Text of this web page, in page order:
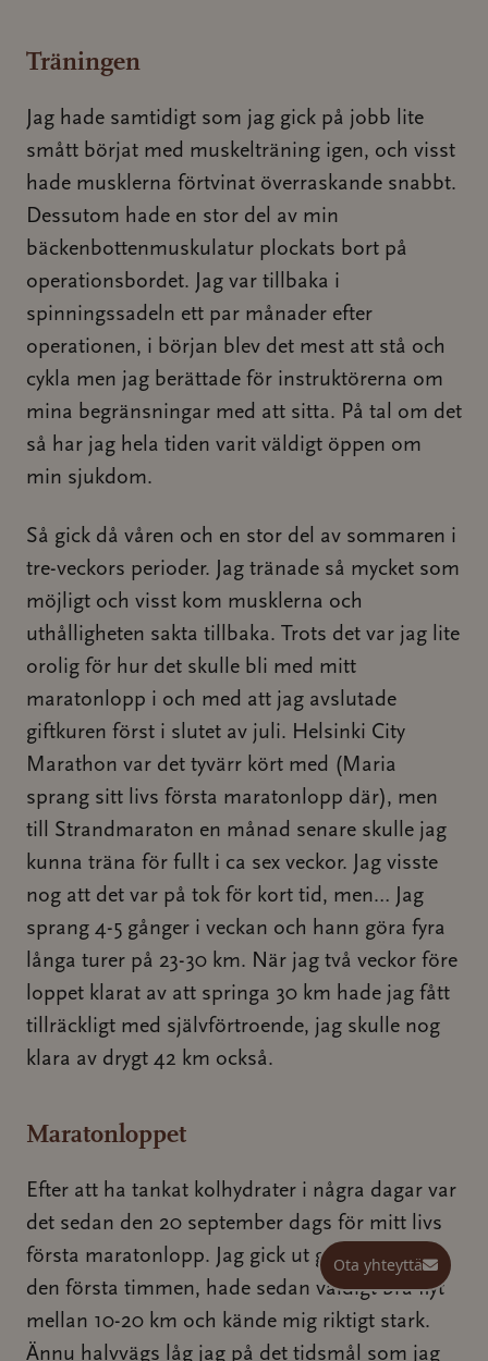
Träningen
Jag hade samtidigt som jag gick på jobb lite
smått börjat med muskelträning igen, och visst
hade musklerna förtvinat överraskande snabbt.
Dessutom hade en stor del av min
bäckenbottenmuskulatur plockats bort på
operationsbordet. Jag var tillbaka i
spinningssadeln ett par månader efter
operationen, i början blev det mest att stå och
cykla men jag berättade för instruktörerna om
mina begränsningar med att sitta. På tal om det
så har jag hela tiden varit väldigt öppen om
min sjukdom.
Så gick då våren och en stor del av sommaren i
tre-veckors perioder. Jag tränade så mycket som
möjligt och visst kom musklerna och
uthålligheten sakta tillbaka. Trots det var jag lite
orolig för hur det skulle bli med mitt
maratonlopp i och med att jag avslutade
giftkuren först i slutet av juli. Helsinki City
Marathon var det tyvärr kört med (Maria
sprang sitt livs första maratonlopp där), men
till Strandmaraton en månad senare skulle jag
kunna träna för fullt i ca sex veckor. Jag visste
nog att det var på tok för kort tid, men… Jag
sprang 4-5 gånger i veckan och hann göra fyra
långa turer på 23-30 km. När jag två veckor före
loppet klarat av att springa 30 km hade jag fått
tillräckligt med självförtroende, jag skulle nog
klara av drygt 42 km också.
Maratonloppet
Efter att ha tankat kolhydrater i några dagar var
det sedan den 20 september dags för mitt livs
första maratonlopp. Jag gick ut ganska lugnt
den första timmen, hade sedan väldigt bra flyt
mellan 10-20 km och kände mig riktigt stark.
Ännu halvvägs låg jag på det tidsmål som jag
Ota yhteyttä
Ota yhteyttä